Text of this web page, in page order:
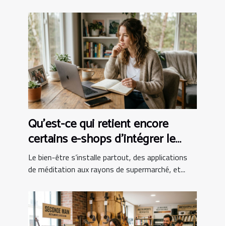
Qu’est-ce qui retient encore
certains e-shops d’intégrer le
bien-être au panier ?
Le bien-être s’installe partout, des applications
de méditation aux rayons de supermarché, et...